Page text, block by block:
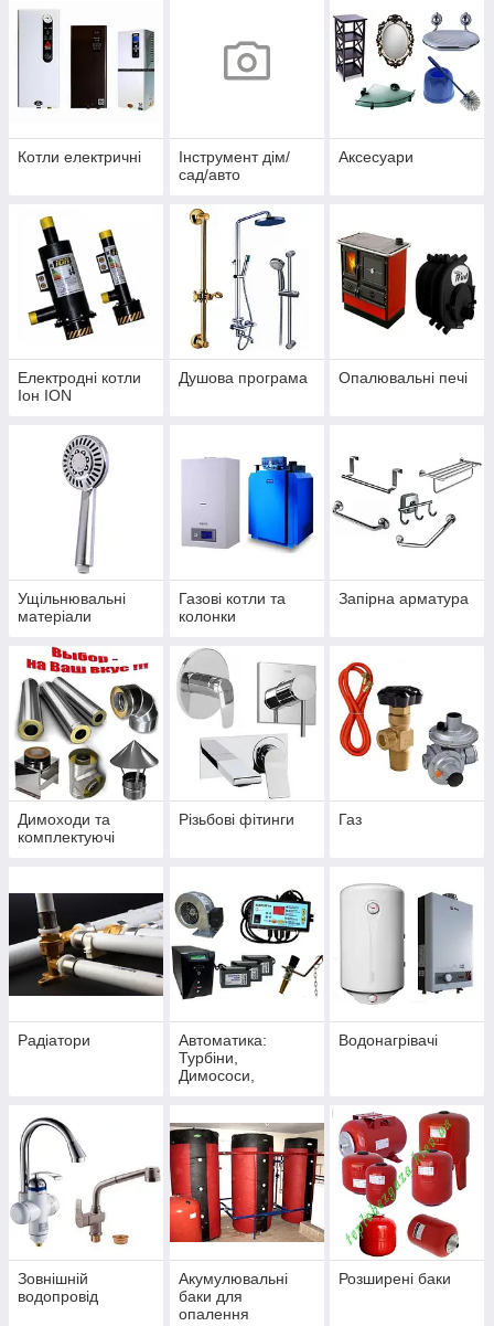
Котли електричні
Інструмент дім/
сад/авто
Аксесуари
Електродні котли
Іон ION
Душова програма Опалювальні печі
Ущільнювальні
матеріали
Газові котли та
колонки
Запірна арматура
Димоходи та
комплектуючі
Різьбові фітинги Газ
Радіатори
Автоматика:
Турбіни,
Димососи,
ДБЖ,
Комплектуючі до
котлів
Водонагрівачі
Зовнішній
водопровід
Акумулювальні
баки для
опалення
Розширені баки